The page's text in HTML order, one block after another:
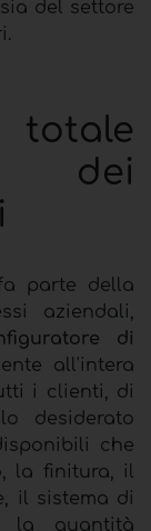
del settore
dei
parte della
aziendali,
di
all'intera
i clienti, di
desiderato
che
la finitura, il
il sistema di
la quantità